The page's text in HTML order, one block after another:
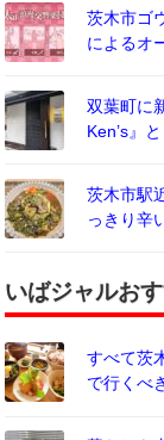
茨木市ゴ
によるオ
双葉町に
Ken’s』
茨木市駅
っきり辛
いばジャルお
すべて茨
で行くべ